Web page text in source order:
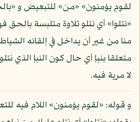
لقوم يؤمنون» «من» للتبعيض و
«نتلوا» أي نتلو تلاوة متلبسة
منا من غير أن يداخل في إلقائه
متعلقا بنبإ أي حال كون النبإ الذي
لا مرية فيه.
و قوله: «لقوم يؤمنون» اللام فيه